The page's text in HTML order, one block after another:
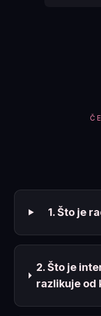
1. Što je
2. Što je
razlikuje od